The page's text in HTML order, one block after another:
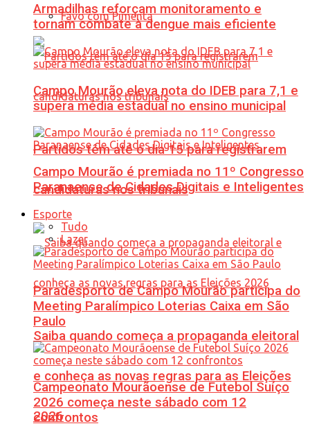
Favo com Pimenta
Partidos têm até o dia 15 para registrarem
candidaturas nos tribunais
Saiba quando começa a propaganda eleitoral
e conheça as novas regras para as Eleições
2026
Armadilhas reforçam monitoramento e
tornam combate à dengue mais eficiente
Campo Mourão eleva nota do IDEB para 7,1 e
supera média estadual no ensino municipal
Campo Mourão é premiada no 11º Congresso
Paranaense de Cidades Digitais e Inteligentes
Esporte
Tudo
Lazer
Paradesporto de Campo Mourão participa do
Meeting Paralímpico Loterias Caixa em São
Paulo
Campeonato Mourãoense de Futebol Suíço
2026 começa neste sábado com 12
confrontos